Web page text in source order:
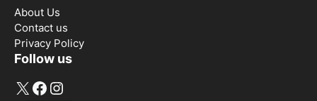
About Us
Contact us
Privacy Policy
Follow us
X Facebook
Instagram